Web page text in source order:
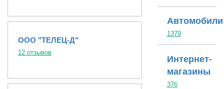
ООО "ТЕЛЕЦ-Д"
12 отзывов
Автомобили
1379
Интернет-
магазины
376